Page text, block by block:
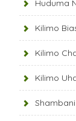
Huduma
Kilimo
Kilimo
Kilimo
Shambani